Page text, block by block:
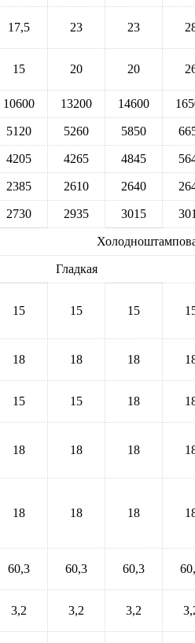
17,5 23 23
15 20 20
10600 13200 14600
5120 5260 5850
4205 4265 4845
2385 2610 2640
2730 2935 3015
Гладкая
15 15 15
18 18 18
15 15 18
18 18 18
18 18 18
60,3 60,3 60,3
3,2 3,2 3,2